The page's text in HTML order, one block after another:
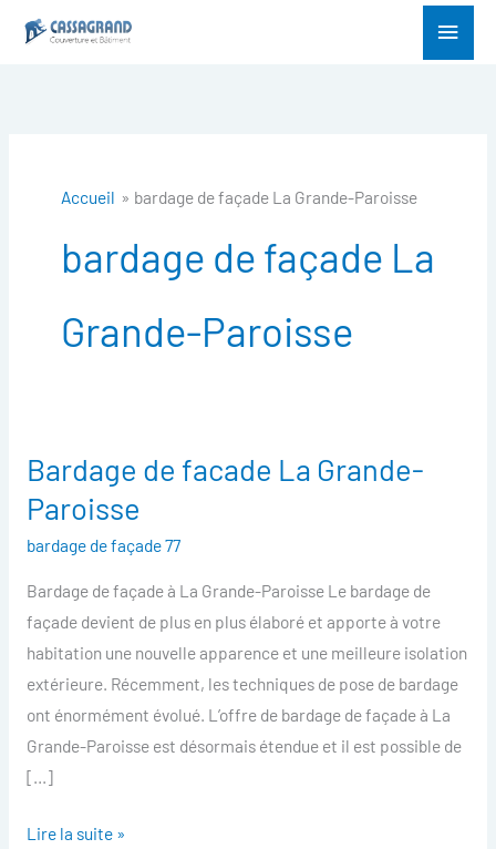
Menu
Accueil bardage de façade La Grande-Paroisse
bardage de façade La
Grande-Paroisse
Bardage de facade La Grande-
Paroisse
bardage de façade 77
Bardage de façade à La Grande-Paroisse Le bardage de
façade devient de plus en plus élaboré et apporte à votre
habitation une nouvelle apparence et une meilleure isolation
extérieure. Récemment, les techniques de pose de bardage
ont énormément évolué. L’offre de bardage de façade à La
Grande-Paroisse est désormais étendue et il est possible de
[…]
Bardage
de
facade
La
Grande-
Paroisse
Lire la suite »